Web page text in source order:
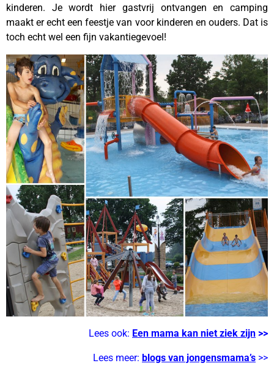
kinderen. Je wordt hier gastvrij ontvangen en camping
maakt er echt een feestje van voor kinderen en ouders. Dat is
toch echt wel een fijn vakantiegevoel!
Lees ook: Een mama kan niet ziek zijn >>
Lees meer: blogs van jongensmama’s >>